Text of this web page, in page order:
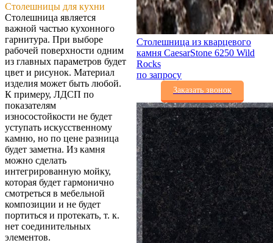
Столешницы для кухни
Столешница является
важной частью кухонного
гарнитура. При выборе
рабочей поверхности одним
из главных параметров будет
цвет и рисунок. Материал
изделия может быть любой.
К примеру, ЛДСП по
показателям
износостойкости не будет
уступать искусственному
камню, но по цене разница
будет заметна. Из камня
можно сделать
интегрированную мойку,
которая будет гармонично
смотреться в мебельной
композиции и не будет
портиться и протекать, т. к.
нет соединительных
элементов.
Столешница из кварцевого
камня CaesarStone 6250 Wild
Rocks
по запросу
Заказать звонок